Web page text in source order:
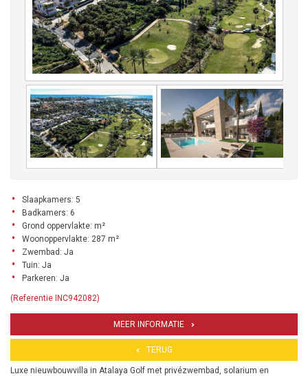
Slaapkamers: 5
Badkamers: 6
Grond oppervlakte: m²
Woonoppervlakte: 287 m²
Zwembad: Ja
Tuin: Ja
Parkeren: Ja
(Referentie INC942082)
MEER INFORMATIE
TERUG
Luxe nieuwbouwvilla in Atalaya Golf met privézwembad, solarium en